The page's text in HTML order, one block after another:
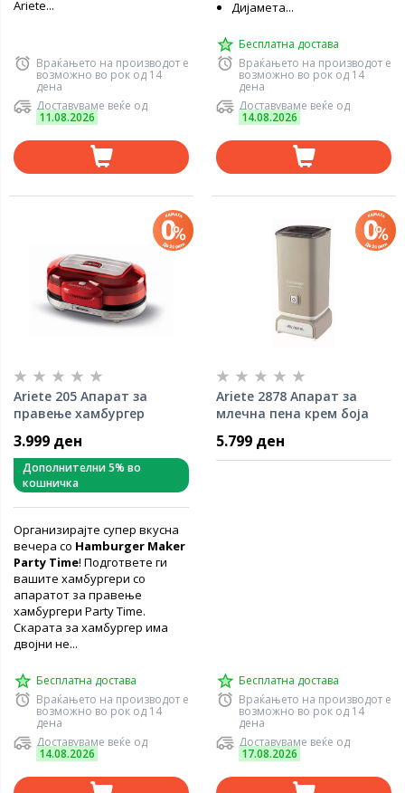
Ariete...
Враќањето на производот е
возможно во рок од 14
дена
Доставуваме веќе од
11.08.2026
Дијамета...
Бесплатна достава
Враќањето на производот е
возможно во рок од 14
дена
Доставуваме веќе од
14.08.2026
Ariete 205 Апарат за
правење хамбургер
3.999 ден
Дополнителни 5% во
кошничка
Организирајте супер вкусна
вечера со Hamburger Maker
Party Time! Подгответе ги
вашите хамбургери со
апаратот за правење
хамбургери Party Time.
Скарата за хамбургер има
двојни не...
Бесплатна достава
Враќањето на производот е
возможно во рок од 14
дена
Доставуваме веќе од
14.08.2026
Ariete 2878 Апарат за
млечна пена крем боја
5.799 ден
Бесплатна достава
Враќањето на производот е
возможно во рок од 14
дена
Доставуваме веќе од
17.08.2026